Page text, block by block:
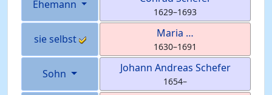
Ehemann
1629–1693
sie selbst Maria …
1630–1691
Sohn Johann Andreas Schefer
1654–